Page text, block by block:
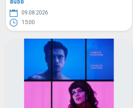
09.08.2026
15:00